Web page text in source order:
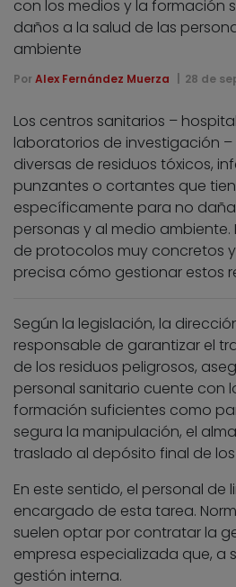
con los medios y la formación
daños a la salud de las
ambiente
Por Alex Fernández Muerza 28 de
Los centros sanitarios –
laboratorios de investigación
diversas de residuos tóxicos,
punzantes o cortantes que
específicamente para no
personas y al medio ambiente.
de protocolos muy concretos
precisa cómo gestionar estos
Según la legislación, la
responsable de garantizar el
de los residuos peligrosos,
personal sanitario cuente con
formación suficientes como
segura la manipulación, el
traslado al depósito final de los
En este sentido, el personal de
encargado de esta tarea.
suelen optar por contratar la
empresa especializada que, a
gestión interna.